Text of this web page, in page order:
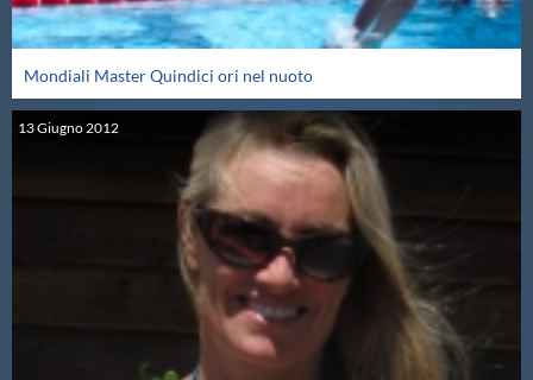
GUG
Scuole Nuoto
Mondiali Master Quindici ori nel nuoto
13Giugno2012